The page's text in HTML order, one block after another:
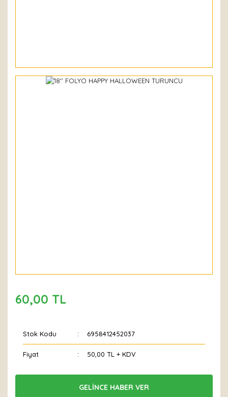
60,00 TL
Stok Kodu 6958412452037
Fiyat 50,00 TL + KDV
GELİNCE HABER VER